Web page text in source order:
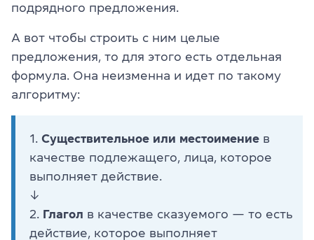
подрядного предложения.
А вот чтобы строить с ним целые
предложения, то для этого есть отдельная
формула. Она неизменна и идет по такому
алгоритму:
1. Существительное или местоимение в
качестве подлежащего, лица, которое
выполняет действие.
↓
2. Глагол в качестве сказуемого — то есть
действие, которое выполняет